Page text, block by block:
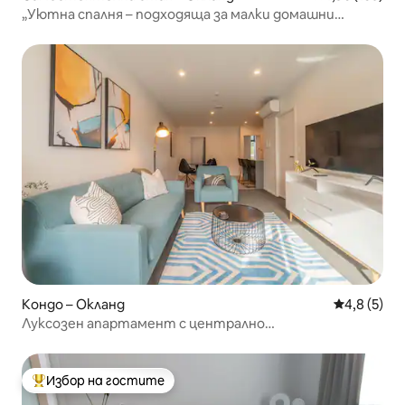
„Уютна спалня – подходяща за малки домашни
Кондо – Окланд Средна
4,8 (5)
Луксозен апартамент с централно
Най-популярен избор на гостите
Избор на гостите